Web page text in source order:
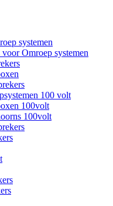
systemen
Omroep systemen
100 volt
100volt
100volt